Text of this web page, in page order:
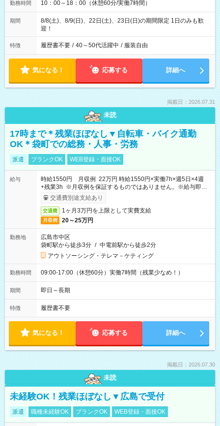
勤務時間 10：00～18：00（休憩60分/実働7時間）
期間
8/8(土)、8/9(日)、22日(土)、23日(日)の期間限定 1日のみも歓
迎！
特徴 履歴書不要 / 40～50代活躍中 / 服装自由
気になる！ 応募する 詳細へ
掲載日：2026.07.31
未読
17時まで＊残業ほぼなし▼自転車・バイク通勤
OK＊袋町での総務・人事・労務
派遣 ブランクOK WEB登録・面接OK
給与
時給1550円 月収例 22万円 時給1550円×実働7h×週5日×4週
+残業3h ※月収例を保証するものではありません。※給与即受
取りサービス利用可（利用条件有）
交通費別途支給あり
交通費 1ヶ月3万円を上限として実費支給
月収例 20～25万円
勤務地
広島市中区
袋町駅から徒歩3分 / 中電前駅から徒歩2分
アウトソーシング・テレマ－ケティング
勤務時間 09:00-17:00（休憩60分）実働7時間（残業少なめ！）
期間 即日～長期
特徴 履歴書不要
気になる！ 応募する 詳細へ
掲載日：2026.07.30
未読
未経験OK！残業ほぼなし▼広島で受付
派遣 職種未経験OK ブランクOK WEB登録・面接OK